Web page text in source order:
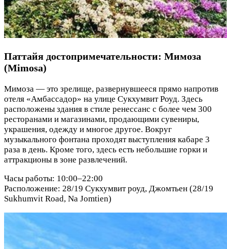
Паттайя достопримечательности: Мимоза
(Mimosa)
Мимоза — это зрелище, развернувшееся прямо напротив
отеля «Амбассадор» на улице Сукхумвит Роуд. Здесь
расположены здания в стиле ренессанс с более чем 300
ресторанами и магазинами, продающими сувениры,
украшения, одежду и многое другое. Вокруг
музыкального фонтана проходят выступления кабаре 3
раза в день. Кроме того, здесь есть небольшие горки и
аттракционы в зоне развлечений.
Часы работы: 10:00–22:00
Расположение: 28/19 Сукхумвит роуд, Джомтьен (28/19
Sukhumvit Road, Na Jomtien)